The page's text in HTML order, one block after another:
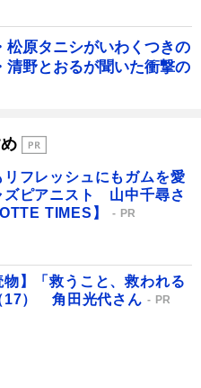
松原タニシがいわくつきの
野とおるが聞いた衝撃の
リフレッシュにもガムを愛
ズピアニスト 山中千尋さ
TIMES】
PR
物】「救うこと、救われる
17） 角田光代さん
PR